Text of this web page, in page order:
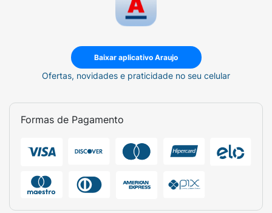
Baixar aplicativo Araujo
Ofertas, novidades e praticidade no seu celular
Formas de Pagamento